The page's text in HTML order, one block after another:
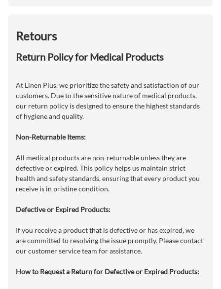
Retours
Return Policy for Medical Products
At Linen Plus, we prioritize the safety and satisfaction of our
customers. Due to the sensitive nature of medical products,
our return policy is designed to ensure the highest standards
of hygiene and quality.
Non-Returnable Items:
All medical products are non-returnable unless they are
defective or expired. This policy helps us maintain strict
health and safety standards, ensuring that every product you
receive is in pristine condition.
Defective or Expired Products:
If you receive a product that is defective or has expired, we
are committed to resolving the issue promptly. Please contact
our customer service team for assistance.
How to Request a Return for Defective or Expired Products: